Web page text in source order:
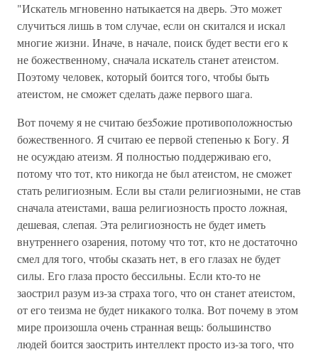
"Искатель мгновенно натыкается на дверь. Это может
случиться лишь в том случае, если он скитался и искал
многие жизни. Иначе, в начале, поиск будет вести его к
не божественному, сначала искатель станет атеистом.
Поэтому человек, который боится того, чтобы быть
атеистом, не сможет сделать даже первого шага.
Вот почему я не считаю без5ожие противоположностью
божественного. Я считаю ее первой степенью к Богу. Я
не осуждаю атеизм. Я полностью поддерживаю его,
потому что тот, кто никогда не был атеистом, не сможет
стать религиозным. Если вы стали религиозными, не став
сначала атеистами, ваша религиозность просто ложная,
дешевая, слепая. Эта религиозность не будет иметь
внутреннего озарения, потому что тот, кто не достаточно
смел для того, чтобы сказать нет, в его глазах не будет
силы. Его глаза просто бессильны. Если кто-то не
заострил разум из-за страха того, что он станет атеистом,
от его теизма не будет никакого толка. Вот почему в этом
мире произошла очень странная вещь: большинство
людей боится заострить интеллект просто из-за того, что